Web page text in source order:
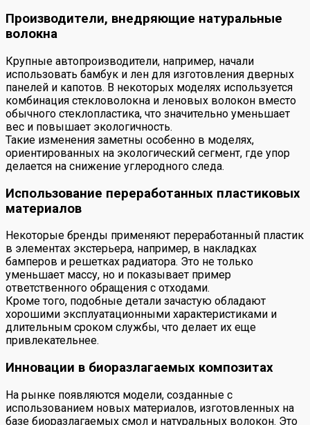
Производители, внедряющие натуральные
волокна
Крупные автопроизводители, например, начали
использовать бамбук и лен для изготовления дверных
панелей и капотов. В некоторых моделях используется
комбинация стекловолокна и леновых волокон вместо
обычного стеклопластика, что значительно уменьшает
вес и повышает экологичность.
Такие изменения заметны особенно в моделях,
ориентированных на экологический сегмент, где упор
делается на снижение углеродного следа.
Использование переработанных пластиковых
материалов
Некоторые бренды применяют переработанный пластик
в элементах экстерьера, например, в накладках
бамперов и решетках радиатора. Это не только
уменьшает массу, но и показывает пример
ответственного обращения с отходами.
Кроме того, подобные детали зачастую обладают
хорошими эксплуатационными характеристиками и
длительным сроком службы, что делает их еще
привлекательнее.
Инновации в биоразлагаемых композитах
На рынке появляются модели, созданные с
использованием новых материалов, изготовленных на
базе биоразлагаемых смол и натуральных волокон. Это